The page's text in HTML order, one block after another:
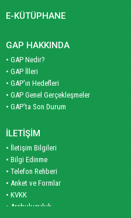
E-KÜTÜPHANE
GAP HAKKINDA
• GAP Nedir?
• GAP İlleri
• GAP'ın Hedefleri
• GAP Genel Gerçekleşmeler
• GAP'ta Son Durum
İLETİŞİM
• İletişim Bilgileri
• Bilgi Edinme
• Telefon Rehberi
• Anket ve Formlar
• KVKK
• Arabuluculuk